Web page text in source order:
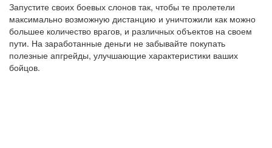
Запустите своих боевых слонов так, чтобы те пролетели
максимально возможную дистанцию и уничтожили как можно
большее количество врагов, и различных объектов на своем
пути. На заработанные деньги не забывайте покупать
полезные апгрейды, улучшающие характеристики ваших
бойцов.